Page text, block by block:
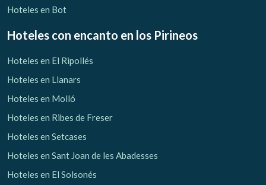
Hoteles en Bot
Hoteles con encanto en los Pirineos
Hoteles en El Ripollés
Hoteles en Llanars
Hoteles en Molló
Hoteles en Ribes de Freser
Hoteles en Setcases
Hoteles en Sant Joan de les Abadesses
Hoteles en El Solsonés